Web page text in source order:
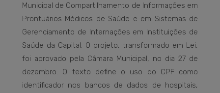
Municipal de Compartilhamento de Informações em
Prontuários Médicos de Saúde e em Sistemas de
Gerenciamento de Internações em Instituições de
Saúde da Capital. O projeto, transformado em Lei,
foi aprovado pela Câmara Municipal, no dia 27 de
dezembro. O texto define o uso do CPF como
identificador nos bancos de dados de hospitais,